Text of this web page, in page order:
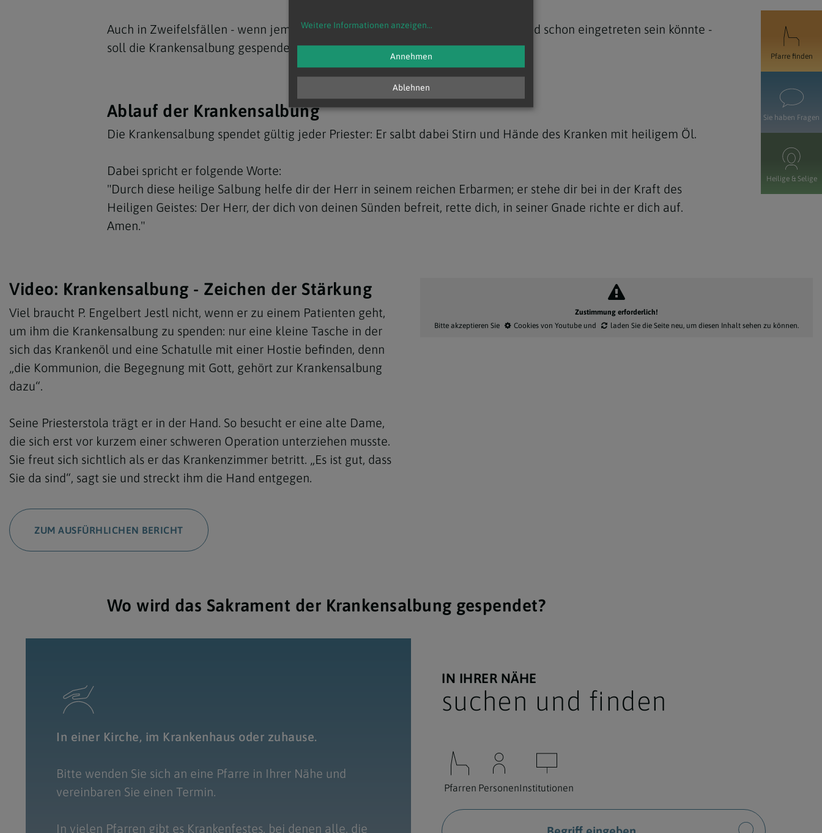
Pfarre finden
Sie haben Fragen
Heilige & Selige
Auch in Zweifelsfällen - wenn jemand das Bewusstsein verloren hat oder der Tod schon eingetreten sein könnte -
soll die Krankensalbung gespendet werden.
Ablauf der Krankensalbung
Die Krankensalbung spendet gültig jeder Priester: Er salbt dabei Stirn und Hände des Kranken mit heiligem Öl.
Dabei spricht er folgende Worte:
"Durch diese heilige Salbung helfe dir der Herr in seinem reichen Erbarmen; er stehe dir bei in der Kraft des
Heiligen Geistes: Der Herr, der dich von deinen Sünden befreit, rette dich, in seiner Gnade richte er dich auf.
Amen."
Video: Krankensalbung - Zeichen der Stärkung
Viel braucht P. Engelbert Jestl nicht, wenn er zu einem Patienten geht,
um ihm die Krankensalbung zu spenden: nur eine kleine Tasche in der
sich das Krankenöl und eine Schatulle mit einer Hostie befinden, denn
„die Kommunion, die Begegnung mit Gott, gehört zur Krankensalbung
dazu“.
Seine Priesterstola trägt er in der Hand. So besucht er eine alte Dame,
die sich erst vor kurzem einer schweren Operation unterziehen musste.
Sie freut sich sichtlich als er das Krankenzimmer betritt. „Es ist gut, dass
Sie da sind“, sagt sie und streckt ihm die Hand entgegen.
ZUM AUSFÜRHLICHEN BERICHT
Zustimmung erforderlich!
Bitte akzeptieren Sie
Cookies von Youtube und laden Sie die Seite neu, um diesen Inhalt sehen zu können.
Wo wird das Sakrament der Krankensalbung gespendet?
IN IHRER NÄHE
suchen und finden
Pfarren PersonenInstitutionen
In einer Kirche, im Krankenhaus oder zuhause.
Bitte wenden Sie sich an eine Pfarre in Ihrer Nähe und
vereinbaren Sie einen Termin.
In vielen Pfarren gibt es Krankenfestes, bei denen alle, die
Weitere Informationen anzeigen...
Ablehnen
Annehmen